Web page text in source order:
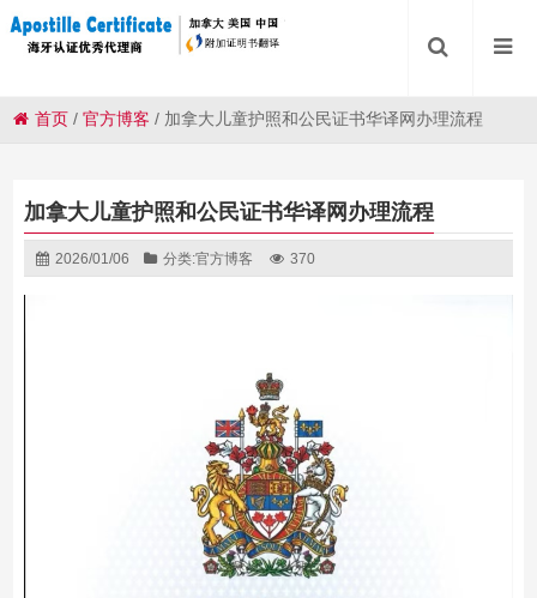
首页 /官方博客 / 加拿大儿童护照和公民证书华译网办理流程
加拿大儿童护照和公民证书华译网办理流程
2026/01/06 分类:官方博客 370